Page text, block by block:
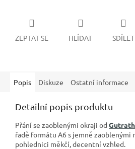
ZEPTAT SE HLÍDAT SDÍLET
Popis Diskuze Ostatní informace
Detailní popis produktu
Přání se zaoblenými okraji od
řadě formátu A6 s jemně zaoblenými
pohlednici měkčí, decentní vzhled.